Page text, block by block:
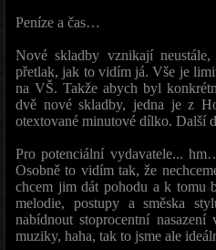
Peníze a čas…
Nové skladby vznikají
přetlak, jak to vidím já. Vše je
na VŠ. Takže abych byl
dvě nové skladby, jedna je z
otextované minutové dílko. Další
Pro potenciální vydavatele...
Osobně to vidím tak, že
chcem jim dát pohodu a k tomu
melodie, postupy a směska
nabídnout stoprocentní
muziky, haha, tak to jsme ale